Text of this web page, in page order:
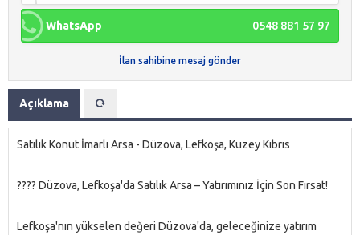
WhatsApp 0548 881 57 97
İlan sahibine mesaj gönder
Açıklama
Satılık Konut İmarlı Arsa - Düzova, Lefkoşa, Kuzey Kıbrıs
???? Düzova, Lefkoşa'da Satılık Arsa – Yatırımınız İçin Son Fırsat!
Lefkoşa'nın yükselen değeri Düzova'da, geleceğinize yatırım